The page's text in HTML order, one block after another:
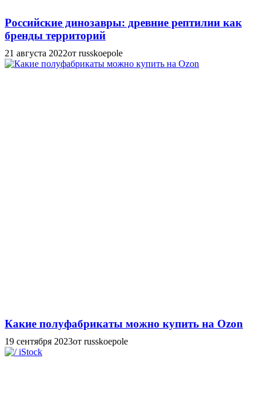
Российские динозавры: древние рептилии как
бренды территорий
21 августа 2022от russkoepole
Какие полуфабрикаты можно купить на Ozon
19 сентября 2023от russkoepole